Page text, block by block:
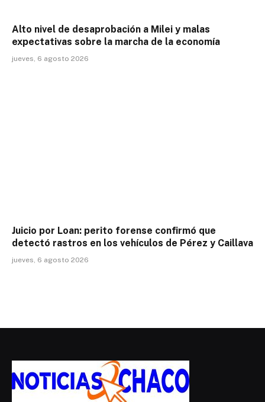
Alto nivel de desaprobación a Milei y malas
expectativas sobre la marcha de la economía
jueves, 6 agosto 2026
Juicio por Loan: perito forense confirmó que
detectó rastros en los vehículos de Pérez y Caillava
jueves, 6 agosto 2026